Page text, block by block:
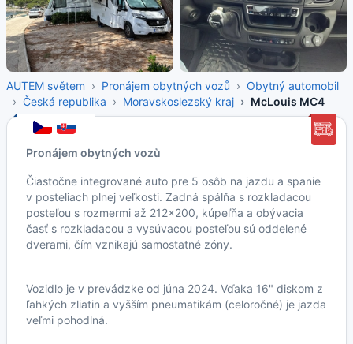
AUTEM světem Pronájem obytných vozů
Obytný automobil
Česká republika
Moravskoslezský kraj McLouis MC4
Pronájem obytných vozů
Čiastočne integrované auto pre 5 osôb na jazdu a spanie
v posteliach plnej veľkosti. Zadná spálňa s rozkladacou
posteľou s rozmermi až 212x200, kúpeľňa a obývacia
časť s rozkladacou a vysúvacou posteľou sú oddelené
dverami, čím vznikajú samostatné zóny.
Vozidlo je v prevádzke od júna 2024. Vďaka 16" diskom z
ľahkých zliatin a vyšším pneumatikám (celoročné) je jazda
veľmi pohodlná.